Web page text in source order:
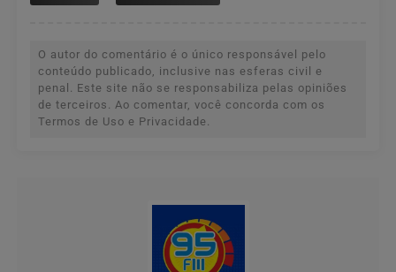
O autor do comentário é o único responsável pelo
conteúdo publicado, inclusive nas esferas civil e
penal. Este site não se responsabiliza pelas opiniões
de terceiros. Ao comentar, você concorda com os
Termos de Uso e Privacidade.